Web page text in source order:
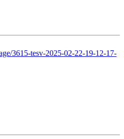
3615-tesv-2025-02-22-19-12-17-